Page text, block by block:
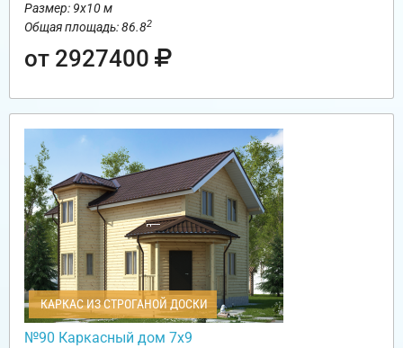
Размер: 9х10 м
Общая площадь: 86.82
от 2927400
КАРКАС ИЗ СТРОГАНОЙ ДОСКИ
№90 Каркасный дом 7х9